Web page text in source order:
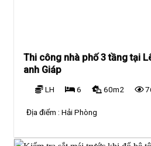
Thi công nhà phố 3 tầng tại
anh Giáp
LH 6 60m2
Địa điểm :Hải Phòng